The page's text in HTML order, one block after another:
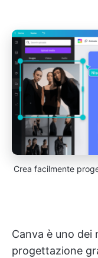
Crea facilmente
Canva è uno dei
progettazione